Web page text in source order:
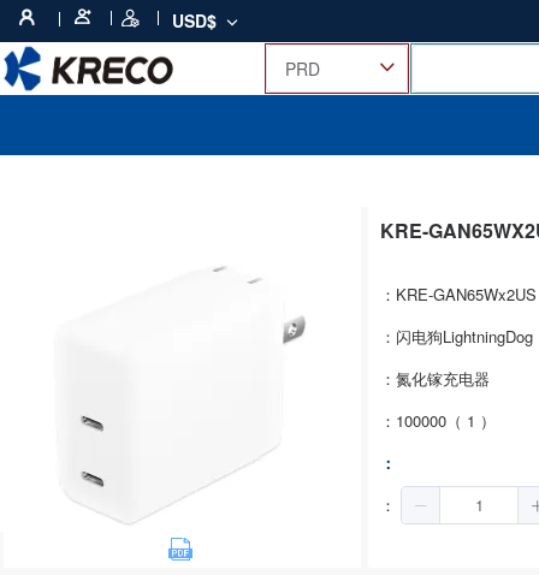
USD$
KRE-
：KRE-GAN65Wx2US
：闪电狗LightningDog
：氮化镓充电器
：100000（ 1 ）
：
：